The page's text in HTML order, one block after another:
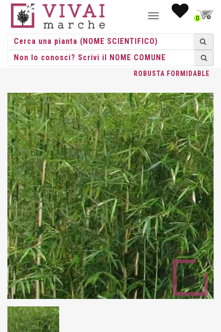
NAVIGAZIONE0
HOME /BAMBU/BAMBUSA/BAMBUSA/ BAMBUSA FARGESIA
ROBUSTA FORMIDABLE